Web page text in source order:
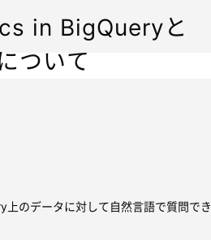
in BigQueryと
ついて
のデータに対して自然言語で質問でき